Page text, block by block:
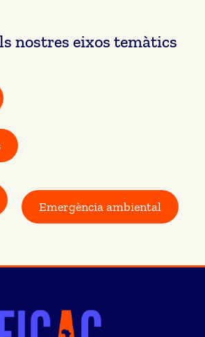
nostres eixos temàtics
Emergència ambiental